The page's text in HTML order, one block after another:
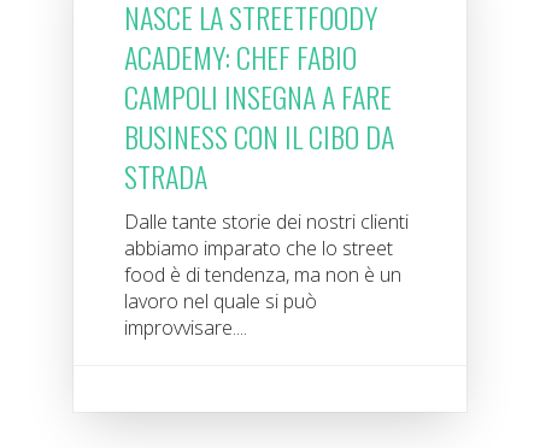
NASCE LA STREETFOODY
ACADEMY: CHEF FABIO
CAMPOLI INSEGNA A FARE
BUSINESS CON IL CIBO DA
STRADA
Dalle tante storie dei nostri clienti
abbiamo imparato che lo street
food è di tendenza, ma non è un
lavoro nel quale si può
improvvisare....